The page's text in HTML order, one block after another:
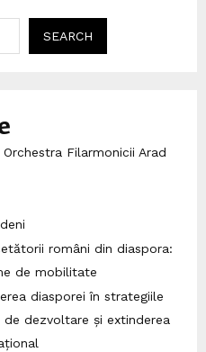
SEARCH
Filarmonicii Arad
români din diaspora:
de mobilitate
diasporei în strategiile
dezvoltare și extinderea